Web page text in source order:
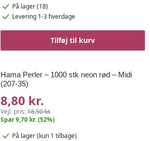
På lager (18)
Levering 1-3 hverdage
Tilføj til kurv
Hama Perler – 1000 stk neon rød – Midi
(207-35)
8,80 kr.
Vejl. pris:18,50 kr.
Spar 9,70 kr. (52%)
På lager(kun 1 tilbage)